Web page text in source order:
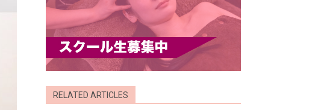
RELATED ARTICLES